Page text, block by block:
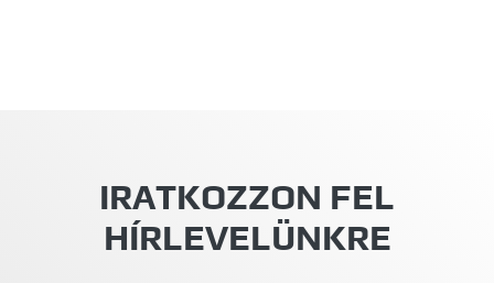
IRATKOZZON FEL
HÍRLEVELÜNKRE